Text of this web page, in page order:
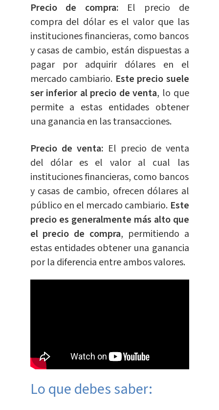
Precio de compra: El precio de
compra del dólar es el valor que las
instituciones financieras, como bancos
y casas de cambio, están dispuestas a
pagar por adquirir dólares en el
mercado cambiario. Este precio suele
ser inferior al precio de venta, lo que
permite a estas entidades obtener
una ganancia en las transacciones.
Precio de venta: El precio de venta
del dólar es el valor al cual las
instituciones financieras, como bancos
y casas de cambio, ofrecen dólares al
público en el mercado cambiario. Este
precio es generalmente más alto que
el precio de compra, permitiendo a
estas entidades obtener una ganancia
por la diferencia entre ambos valores.
Lo que debes saber: